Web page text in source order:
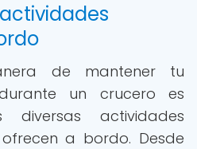
de mantener tu
un crucero es
actividades
a bordo. Desde